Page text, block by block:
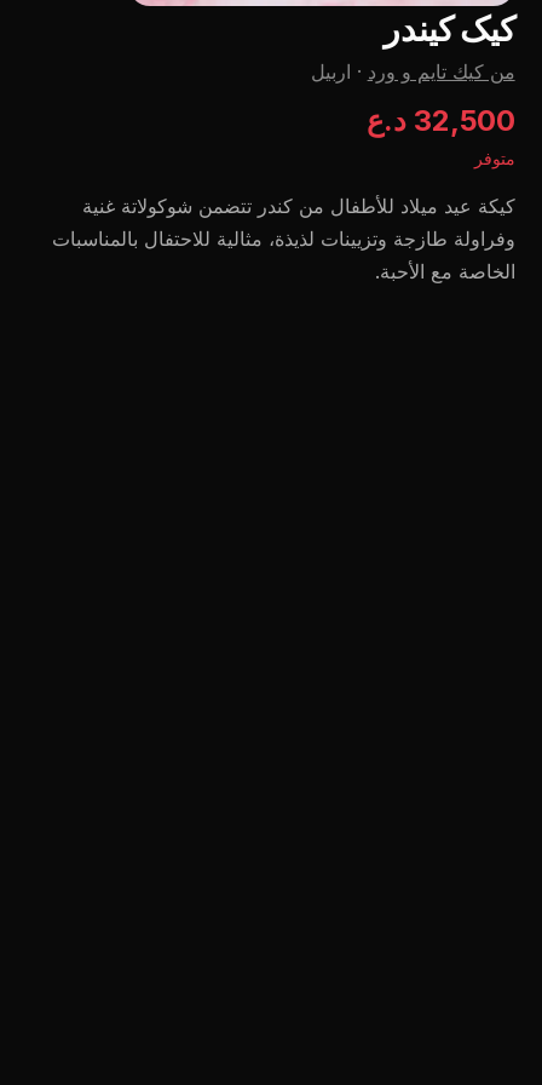
کیک کیندر
من كيك تايم و ورد · اربيل
32,500 د.ع
متوفر
كيكة عيد ميلاد للأطفال من كندر تتضمن شوكولاتة غنية
وفراولة طازجة وتزيينات لذيذة، مثالية للاحتفال بالمناسبات
الخاصة مع الأحبة.